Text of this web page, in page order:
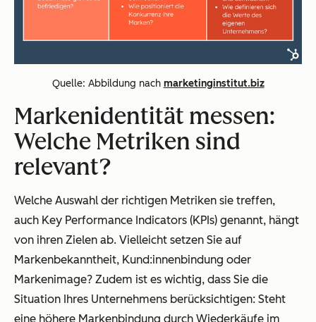
Quelle: Abbildung nach marketinginstitut.biz
Markenidentität messen:
Welche Metriken sind
relevant?
Welche Auswahl der richtigen Metriken sie treffen,
auch Key Performance Indicators (KPIs) genannt, hängt
von ihren Zielen ab. Vielleicht setzen Sie auf
Markenbekanntheit, Kund:innenbindung oder
Markenimage? Zudem ist es wichtig, dass Sie die
Situation Ihres Unternehmens berücksichtigen: Steht
eine höhere Markenbindung durch Wiederkäufe im